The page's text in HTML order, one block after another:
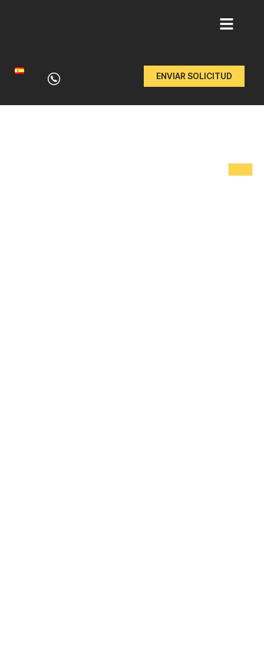
al
contenido
ENVIAR SOLICITUD